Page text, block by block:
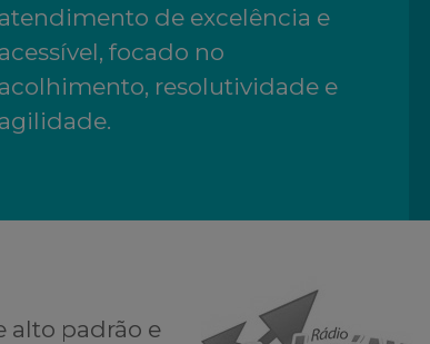
atendimento de excelência e
acessível, focado no
acolhimento, resolutividade e
agilidade.
alto padrão e